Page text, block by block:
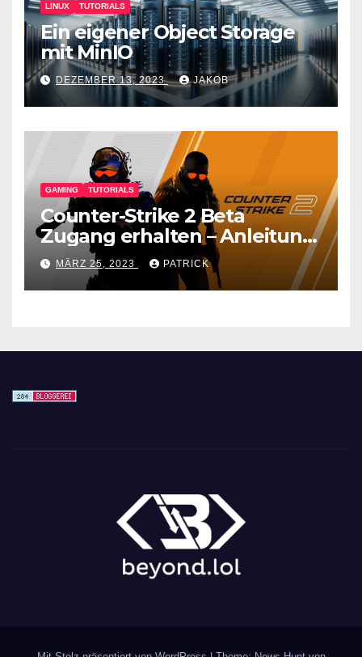
LINUX TUTORIALS
Ein eigener Object Storage
mit MinIO
DEZEMBER 13, 2023 JAKOB
GAMING TUTORIALS
Counter-Strike 2 Beta
Zugang erhalten – Anleitung
für den CS GO Nachfolger
MÄRZ 25, 2023 PATRICK